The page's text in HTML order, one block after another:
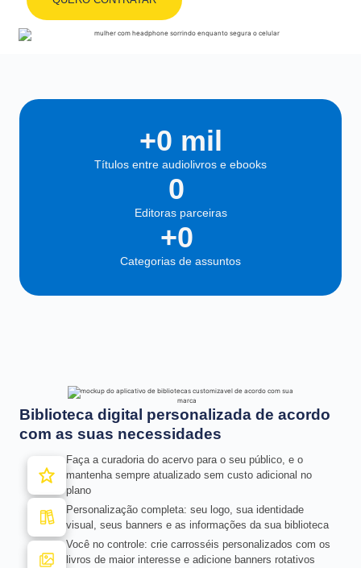
Títulos entre audiolivros e ebooks
+0 mil
Editoras parceiras
0
Categorias de assuntos
+0
Biblioteca digital personalizada de acordo
com as suas necessidades
Faça a curadoria do acervo para o seu público, e o
mantenha sempre atualizado sem custo adicional no
plano
Personalização completa: seu logo, sua identidade
visual, seus banners e as informações da sua biblioteca
Você no controle: crie carrosséis personalizados com os
livros de maior interesse e adicione banners rotativos